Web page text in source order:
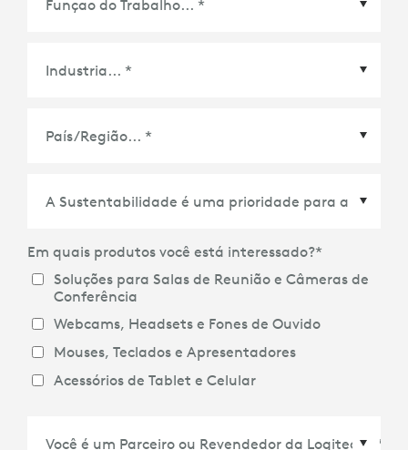
Em quais produtos você está interessado?*
Soluções para Salas de Reunião e Câmeras de
Conferência
Webcams, Headsets e Fones de Ouvido
Mouses, Teclados e Apresentadores
Acessórios de Tablet e Celular